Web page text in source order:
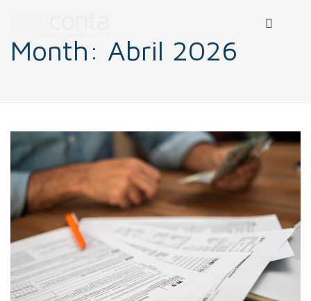
Month: Abril 2026